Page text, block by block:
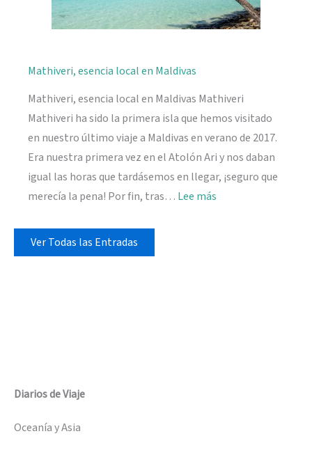
Mathiveri, esencia local en Maldivas
Mathiveri, esencia local en Maldivas Mathiveri
Mathiveri ha sido la primera isla que hemos visitado
en nuestro último viaje a Maldivas en verano de 2017.
Era nuestra primera vez en el Atolón Ari y nos daban
igual las horas que tardásemos en llegar, ¡seguro que
merecía la pena! Por fin, tras… Lee más
Ver Todas las Entradas
Diarios de Viaje
Oceanía y Asia